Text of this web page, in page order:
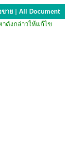
ขาย
All Document
ดังกล่าวให้แก้ไข